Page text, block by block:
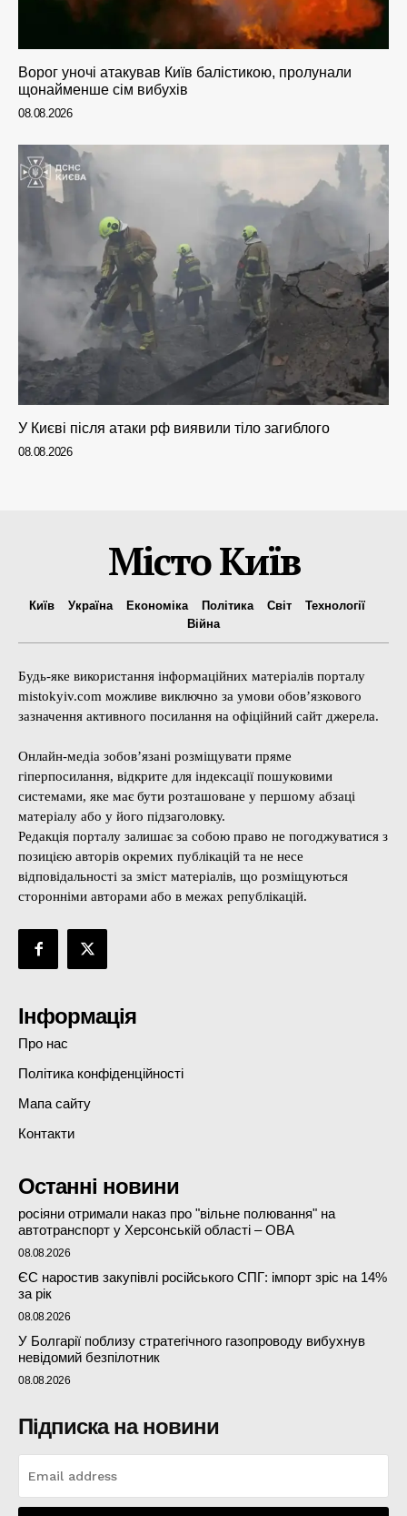
Ворог уночі атакував Київ балістикою, пролунали
щонайменше сім вибухів
08.08.2026
У Києві після атаки рф виявили тіло загиблого
08.08.2026
Місто Київ
Київ Україна Економіка Політика Світ
Технології
Війна
Будь-яке використання інформаційних матеріалів порталу
mistokyiv.com можливе виключно за умови обов’язкового
зазначення активного посилання на офіційний сайт джерела.
Онлайн-медіа зобов’язані розміщувати пряме
гіперпосилання, відкрите для індексації пошуковими
системами, яке має бути розташоване у першому абзаці
матеріалу або у його підзаголовку.
Редакція порталу залишає за собою право не погоджуватися з
позицією авторів окремих публікацій та не несе
відповідальності за зміст матеріалів, що розміщуються
сторонніми авторами або в межах републікацій.
Інформація
Про нас
Політика конфіденційності
Мапа сайту
Контакти
Останні новини
росіяни отримали наказ про "вільне полювання" на
автотранспорт у Херсонській області – ОВА
08.08.2026
ЄС наростив закупівлі російського СПГ: імпорт зріс на 14%
за рік
08.08.2026
У Болгарії поблизу стратегічного газопроводу вибухнув
невідомий безпілотник
08.08.2026
Підписка на новини